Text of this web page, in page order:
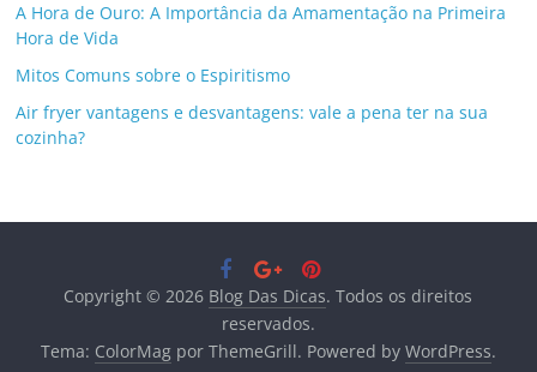
A Hora de Ouro: A Importância da Amamentação na Primeira
Hora de Vida
Mitos Comuns sobre o Espiritismo
Air fryer vantagens e desvantagens: vale a pena ter na sua
cozinha?
Copyright © 2026 Blog Das Dicas. Todos os direitos
reservados.
Tema: ColorMagpor ThemeGrill. Powered by WordPress.